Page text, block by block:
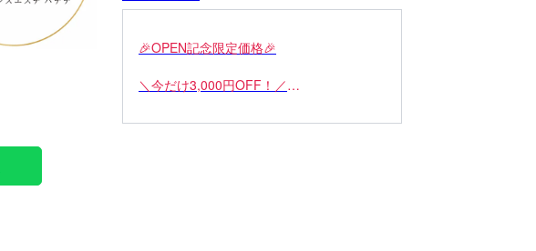
🎉OPEN記念限定価格🎉
＼今だけ3,000円OFF！／
🛏️ オール仰向けコース